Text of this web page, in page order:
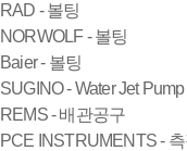
RAD - 볼팅
NORWOLF - 볼팅
Baier - 볼팅
SUGINO - Water Jet
REMS - 배관공구
PCE INSTRUMENTS -